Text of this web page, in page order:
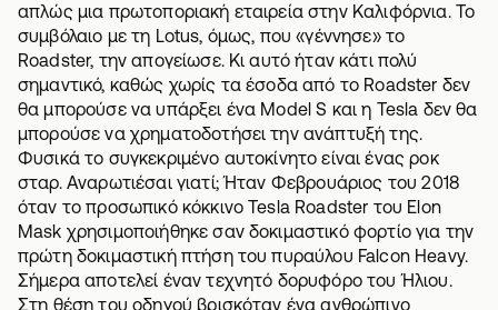
απλώς μια πρωτοποριακή εταιρεία στην Καλιφόρνια. Το
συμβόλαιο με τη Lotus, όμως, που «γέννησε» το
Roadster, την απογείωσε. Κι αυτό ήταν κάτι πολύ
σημαντικό, καθώς χωρίς τα έσοδα από το Roadster δεν
θα μπορούσε να υπάρξει ένα Model S και η Tesla δεν θα
μπορούσε να χρηματοδοτήσει την ανάπτυξή της.
Φυσικά το συγκεκριμένο αυτοκίνητο είναι ένας ροκ
σταρ. Αναρωτιέσαι γιατί; Ήταν Φεβρουάριος του 2018
όταν το προσωπικό κόκκινο Tesla Roadster του Elon
Mask χρησιμοποιήθηκε σαν δοκιμαστικό φορτίο για την
πρώτη δοκιμαστική πτήση του πυραύλου Falcon Heavy.
Σήμερα αποτελεί έναν τεχνητό δορυφόρο του Ήλιου.
Στη θέση του οδηγού βρισκόταν ένα ανθρώπινο